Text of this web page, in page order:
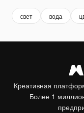
свет вода
Креативная
Более 1